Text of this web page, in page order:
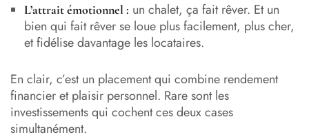
L’attrait émotionnel : un chalet, ça fait rêver. Et un
bien qui fait rêver se loue plus facilement, plus cher,
et fidélise davantage les locataires.
En clair, c’est un placement qui combine rendement
financier et plaisir personnel. Rare sont les
investissements qui cochent ces deux cases
simultanément.